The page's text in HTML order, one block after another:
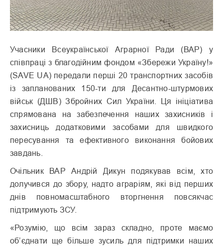
Учасники Всеукраїнської Аграрної Ради (ВАР) у
співпраці з благодійним фондом «Збережи Україну!»
(SAVE UA) передали перші 20 транспортних засобів
із запланованих 150-ти для Десантно-штурмових
військ (ДШВ) Збройних Сил України. Ця ініціатива
спрямована на забезпечення наших захисників і
захисниць додатковими засобами для швидкого
пересування та ефективного виконання бойових
завдань.
Очільник ВАР Андрій Дикун подякував всім, хто
долучився до збору, надто аграріям, які від перших
днів повномасштабного вторгнення повсякчас
підтримують ЗСУ.
«Розумію, що всім зараз складно, проте маємо
об’єднати ще більше зусиль для підтримки наших